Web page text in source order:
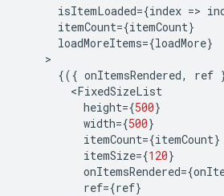
isItemLoaded={index =>
itemCount={itemCount}
loadMoreItems={loadMore}
{({ onItemsRendered, ref
<FixedSizeList
height={500}
width={500}
itemCount={itemCount}
itemSize={120}
onItemsRendered={
ref={ref}